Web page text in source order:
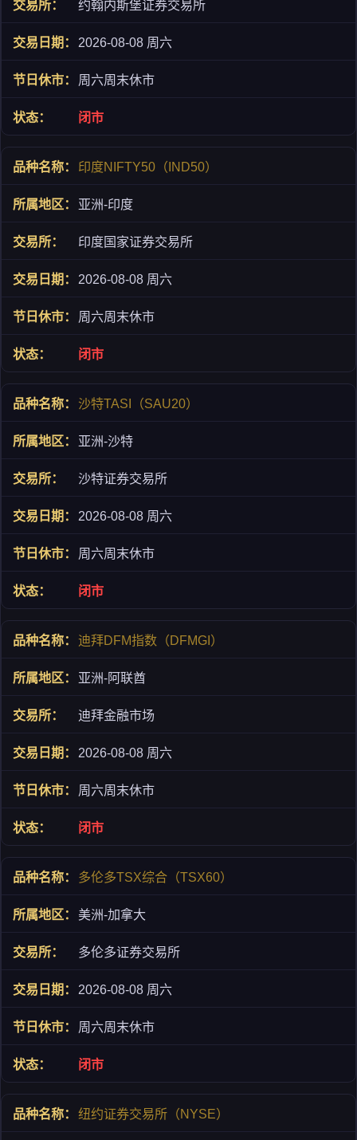
约翰内斯堡证券交易所
2026-08-08 周六
周六周末休市
闭市
印度NIFTY50（IND50）
亚洲-印度
印度国家证券交易所
2026-08-08 周六
周六周末休市
闭市
沙特TASI（SAU20）
亚洲-沙特
沙特证券交易所
2026-08-08 周六
周六周末休市
闭市
迪拜DFM指数（DFMGI）
亚洲-阿联酋
迪拜金融市场
2026-08-08 周六
周六周末休市
闭市
多伦多TSX综合（TSX60）
美洲-加拿大
多伦多证券交易所
2026-08-08 周六
周六周末休市
闭市
纽约证券交易所（NYSE）